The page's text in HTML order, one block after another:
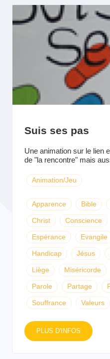
Suis ses pas
Une animation sur le lien
de "la rencontre" mais
Animation/Jeu
Apparence Bible
Christ Conscience
Espérance Evangile
Handicap Jésus
Liège Miséricorde
Parole Partage
Souffrance Valeurs
PLUS D'INFOS